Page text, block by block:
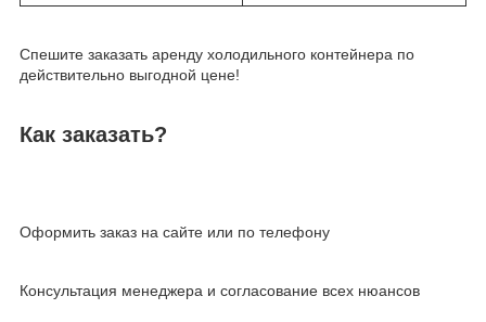
Спешите заказать аренду холодильного контейнера по
действительно выгодной цене!
Как заказать?
Оформить заказ на сайте или по телефону
Консультация менеджера и согласование всех нюансов